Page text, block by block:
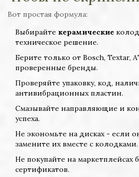
Вот простая формула:
Выбирайте керамические
техническое решение.
Берите только от Bosch, Textar,
проверенные бренды.
Проверяйте упаковку, код,
антивибрационных пластин.
Смазывайте направляющие и
успеха.
Не экономьте на дисках - если
замените их вместе с колодками.
Не покупайте на маркетплейсах
сертификатов.